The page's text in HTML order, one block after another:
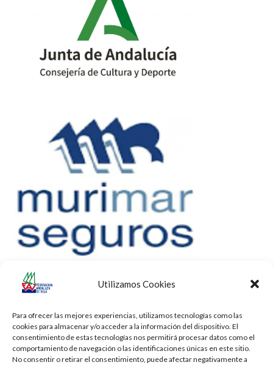
Utilizamos Cookies
Para ofrecer las mejores experiencias, utilizamos tecnologías como las
cookies para almacenar y/o acceder a la información del dispositivo. El
consentimiento de estas tecnologías nos permitirá procesar datos como el
comportamiento de navegación o las identificaciones únicas en este sitio.
No consentir o retirar el consentimiento, puede afectar negativamente a